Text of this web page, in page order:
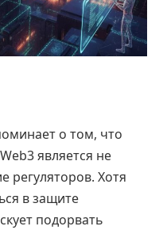
о том, что
является не
регуляторов. Хотя
в защите
подорвать